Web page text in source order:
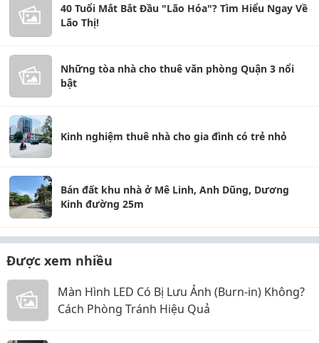
40 Tuổi Mắt Bắt Đầu "Lão Hóa"? Tìm Hiểu Ngay Về
Lão Thị!
Những tòa nhà cho thuê văn phòng Quận 3 nổi
bật
Kinh nghiệm thuê nhà cho gia đình có trẻ nhỏ
Bán đất khu nhà ở Mê Linh, Anh Dũng, Dương
Kinh đường 25m
Được xem nhiều
Màn Hình LED Có Bị Lưu Ảnh (Burn-in) Không?
Cách Phòng Tránh Hiệu Quả